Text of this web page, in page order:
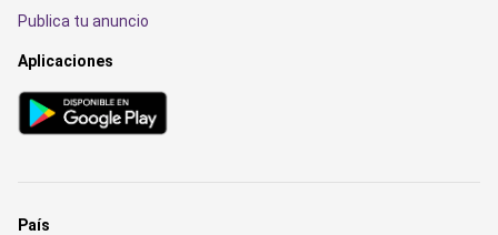
Publica tu anuncio
Aplicaciones
País